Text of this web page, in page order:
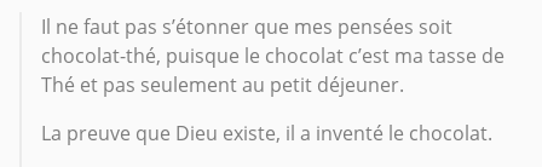
Il ne faut pas s’étonner que mes pensées soit
chocolat-thé, puisque le chocolat c’est ma tasse de
Thé et pas seulement au petit déjeuner.
La preuve que Dieu existe, il a inventé le chocolat.